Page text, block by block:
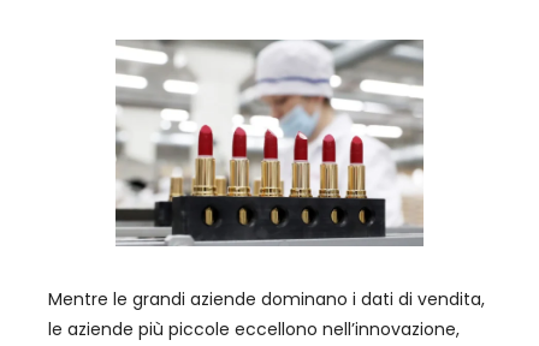
Mentre le grandi aziende dominano i dati di vendita,
le aziende più piccole eccellono nell’innovazione,